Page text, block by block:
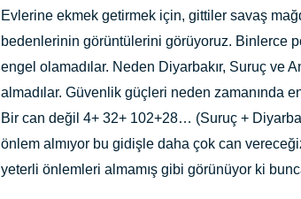
Evlerine ekmek getirmek için, gittiler savaş
bedenlerinin görüntülerini görüyoruz. Binlerce
engel olamadılar. Neden Diyarbakır, Suruç ve
almadılar. Güvenlik güçleri neden zamanında
Bir can değil 4+ 32+ 102+28… (Suruç +
önlem almıyor bu gidişle daha çok can
yeterli önlemleri almamış gibi görünüyor ki